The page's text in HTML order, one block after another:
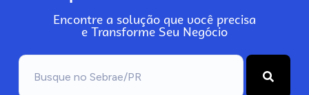
Encontre a solução que você precisa
e Transforme Seu Negócio